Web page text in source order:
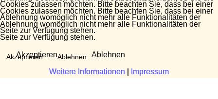
Cookies zulassen möchten. Bitte beachten Sie, dass bei einer
Ablehnung womöglich nicht mehr alle Funktionalitäten der
Seite zur Verfügung stehen.
Akzeptieren Ablehnen
Weitere Informationen Impressum
Cookies zulassen möchten. Bitte beachten Sie, dass bei einer
Ablehnung womöglich nicht mehr alle Funktionalitäten der
Seite zur Verfügung stehen.
Akzeptieren Ablehnen
Weitere Informationen Impressum